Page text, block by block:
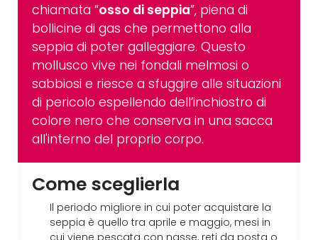
chiamata “osso di seppia”, piena di
bollicine di gas che permettono alla
seppia di poter galleggiare. Questo
mollusco vive nei fondali melmosi o
sabbiosi e riesce a sfuggire alle situazioni
di pericolo espellendo dell’inchiostro di
colore nero che conserva in una sacca
all'interno del proprio corpo.
Come sceglierla
Il periodo migliore in cui poter acquistare la
seppia è quello tra aprile e maggio, mesi in
cui viene pescata con nasse, reti da posta o